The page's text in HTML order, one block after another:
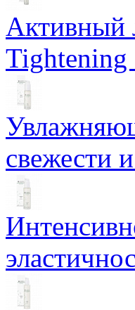
Активный
Tightening
свежести